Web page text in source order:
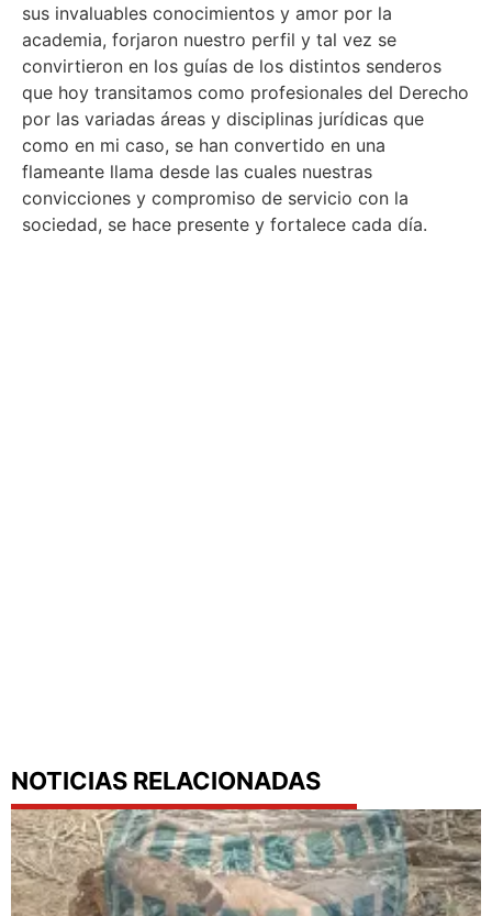
sus invaluables conocimientos y amor por la
academia, forjaron nuestro perfil y tal vez se
convirtieron en los guías de los distintos senderos
que hoy transitamos como profesionales del Derecho
por las variadas áreas y disciplinas jurídicas que
como en mi caso, se han convertido en una
flameante llama desde las cuales nuestras
convicciones y compromiso de servicio con la
sociedad, se hace presente y fortalece cada día.
NOTICIAS RELACIONADAS